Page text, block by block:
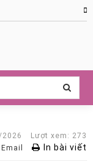
Lượt xem: 273
In bài viết